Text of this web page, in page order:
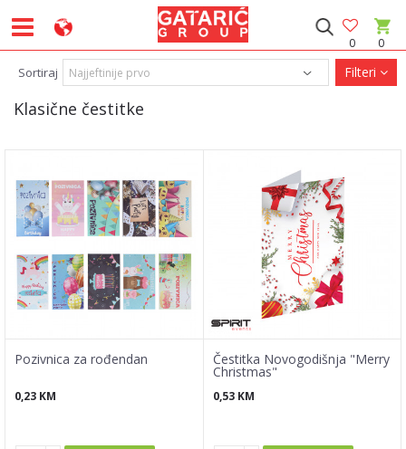
0
0
Klasične čestitke
Sortiraj Filteri
Pozivnica za rođendan
0,23 KM
Čestitka Novogodišnja "Merry
Christmas"
0,53 KM